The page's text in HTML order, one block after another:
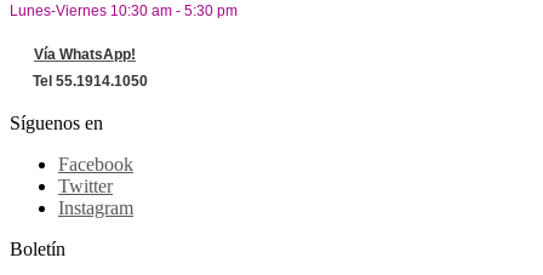
Lunes-Viernes 10:30 am - 5:30 pm
Vía WhatsApp!
Tel 55.1914.1050
Síguenos en
Facebook
Twitter
Instagram
Boletín